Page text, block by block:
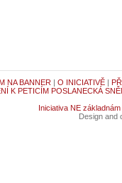
NA BANNER | O INICIATIVĚ|
K PETICÍM POSLANECKÁ
Iniciativa NE základnám
Design and